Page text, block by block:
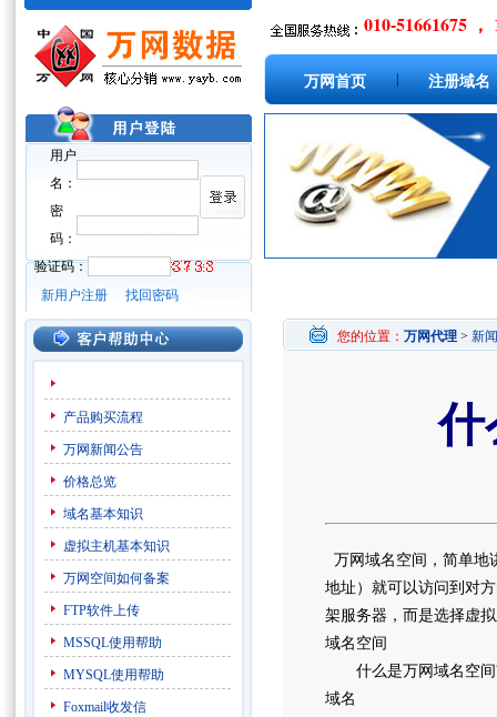
用户
名：
密
码：
验证码：
新用户注册
找回密码
010-51661675 ，
万网首页 注册域名
产品购买流程
万网新闻公告
价格总览
域名基本知识
虚拟主机基本知识
万网空间如何备案
FTP软件上传
MSSQL使用帮助
MYSQL使用帮助
Foxmail收发信
您的位置： 万网代理 > 新
什
万网域名空间，简单地
地址）就可以访问到对
架服务器，而是选择虚
域名空间
什么是万网域名空间?
域名